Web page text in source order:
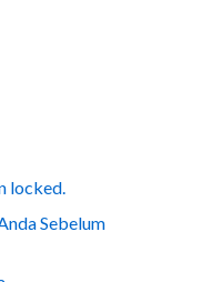
locked.
Sebelum